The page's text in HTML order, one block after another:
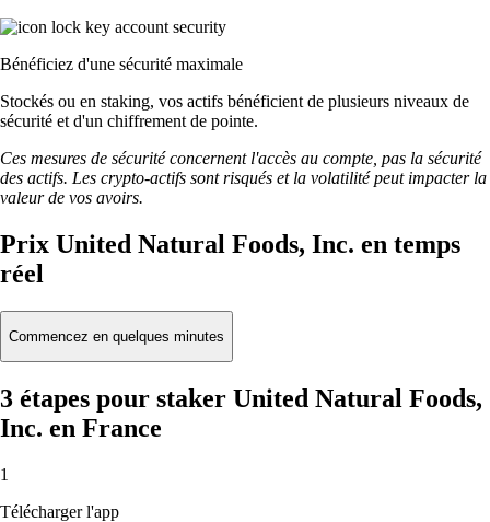
Bénéficiez d'une sécurité maximale
Stockés ou en staking, vos actifs bénéficient de plusieurs niveaux de
sécurité et d'un chiffrement de pointe.
Ces mesures de sécurité concernent l'accès au compte, pas la sécurité
des actifs. Les crypto-actifs sont risqués et la volatilité peut impacter la
valeur de vos avoirs.
Prix United Natural Foods, Inc. en temps
réel
Commencez en quelques minutes
3 étapes pour staker United Natural Foods,
Inc. en France
1
Télécharger l'app